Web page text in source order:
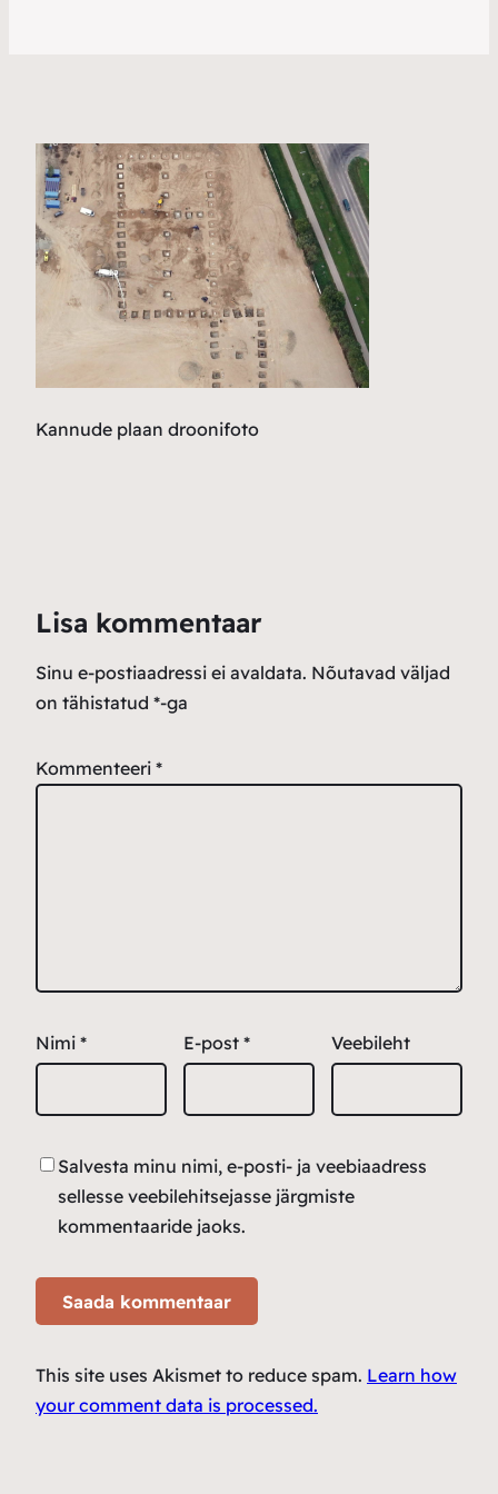
Kannude plaan droonifoto
Lisa kommentaar
Sinu e-postiaadressi ei avaldata. Nõutavad väljad
on tähistatud *-ga
Kommenteeri *
Nimi * E-post * Veebileht
Salvesta minu nimi, e-posti- ja veebiaadress
sellesse veebilehitsejasse järgmiste
kommentaaride jaoks.
This site uses Akismet to reduce spam. Learn how
your comment data is processed.